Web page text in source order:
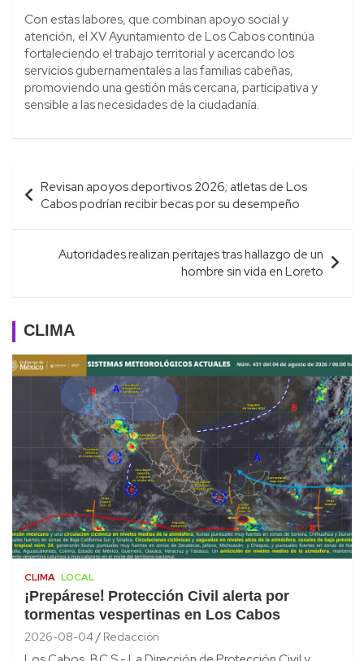
Con estas labores, que combinan apoyo social y
atención, el XV Ayuntamiento de Los Cabos continúa
fortaleciendo el trabajo territorial y acercando los
servicios gubernamentales a las familias cabeñas,
promoviendo una gestión más cercana, participativa y
sensible a las necesidades de la ciudadanía.
Navegación
de
entradas
Revisan apoyos deportivos 2026; atletas de Los
Cabos podrían recibir becas por su desempeño
Autoridades realizan peritajes tras hallazgo de un
hombre sin vida en Loreto
CLIMA
CLIMA LOCAL
¡Prepárese! Protección Civil alerta por
tormentas vespertinas en Los Cabos
2026-08-04 Redacción